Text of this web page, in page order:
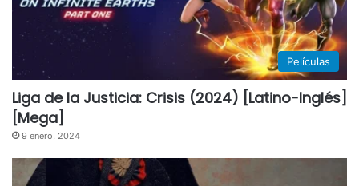
Películas
Liga de la Justicia: Crisis (2024) [Latino-Inglés]
[Mega]
9 enero, 2024